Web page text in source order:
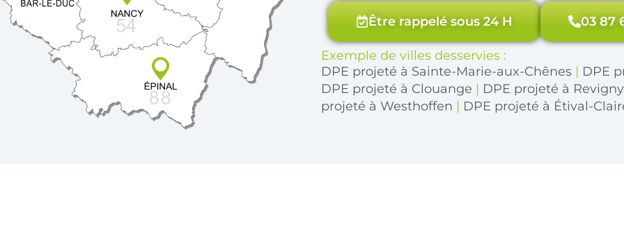
Être rappelé sous 24 H 03 87
Exemple de villes desservies :
DPE projeté à Sainte-Marie-aux-Chênes | DPE
DPE projeté à Clouange | DPE projeté à
projeté à Westhoffen | DPE projeté à Étival-